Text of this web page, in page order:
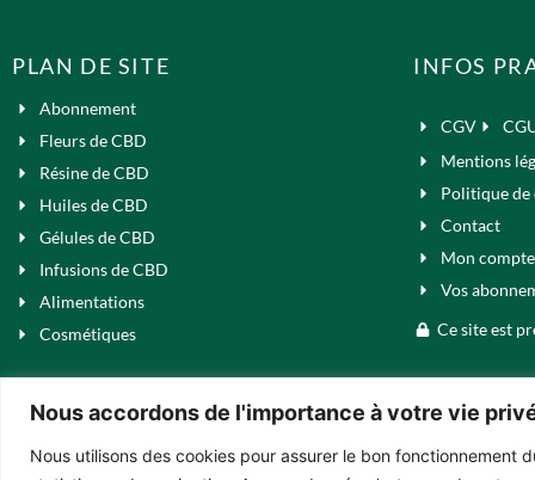
Nous accordons de l'importance à votre vie
Nous utilisons des cookies pour assurer le bon fonctionnement
PLAN DE SITE
Abonnement
Fleurs de CBD
Résine de CBD
Huiles de CBD
Gélules de CBD
Infusions de CBD
Alimentations
Cosmétiques
INFOS
CGV
Mentions
Politique
Contact
Mon compte
Vos
Ce site est